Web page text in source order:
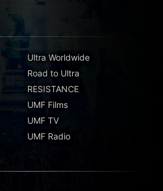
Ultra Worldwide
Road to Ultra
RESISTANCE
UMF Films
UMF TV
UMF Radio